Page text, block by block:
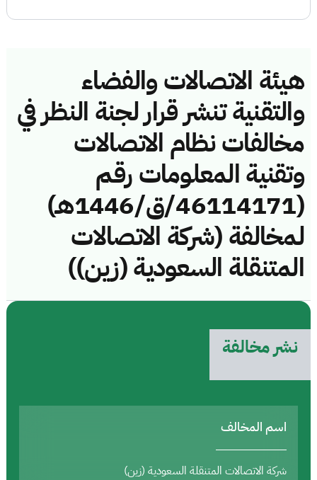
هيئة الاتصالات والفضاء
والتقنية تنشر قرار لجنة النظر في
مخالفات نظام الاتصالات
وتقنية المعلومات رقم
(46114171/ق/1446هـ)
لمخالفة (شركة الاتصالات
المتنقلة السعودية (زين))
نشر مخالفة
اسم المخالف
شركة الاتصالات المتنقلة السعودية (زين)